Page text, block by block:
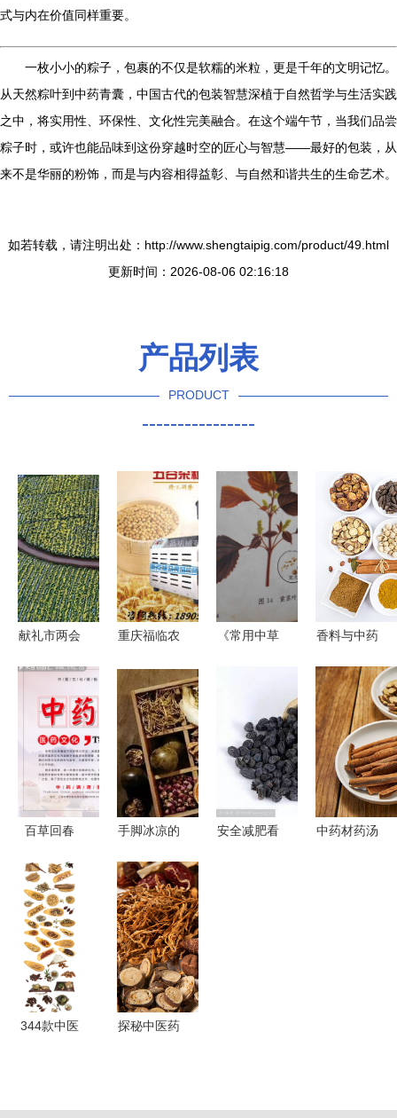
式与内在价值同样重要。
一枚小小的粽子，包裹的不仅是软糯的米粒，更是千年的文明记忆。
从天然粽叶到中药青囊，中国古代的包装智慧深植于自然哲学与生活实践
之中，将实用性、环保性、文化性完美融合。在这个端午节，当我们品尝
粽子时，或许也能品味到这份穿越时空的匠心与智慧——最好的包装，从
来不是华丽的粉饰，而是与内容相得益彰、与自然和谐共生的生命艺术。
如若转载，请注明出处：http://www.shengtaipig.com/product/49.html
更新时间：2026-08-06 02:16:18
产品列表
PRODUCT
----------------
献礼市两会
擎，奋力追
赶跨越开启
新时代征程
重庆福临农
限责任公司
深耕果蔬与
中药材产业
的绿色先锋
《常用中草
期的中医药
视觉记忆与
实用汇编
香料与中药
觉美学与草
本智慧
百草回春
文化海报的
千年魅力
手脚冰凉的
学会这些中
医妙招，温
暖整个冬天
安全减肥看
中药材药汤
344款中医
探秘中医药